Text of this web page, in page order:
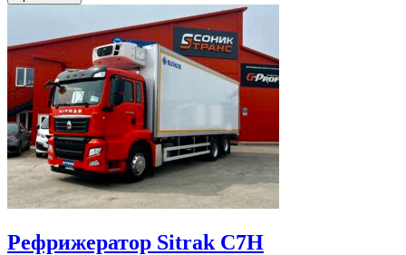
Рефрижератор Sitrak С7Н